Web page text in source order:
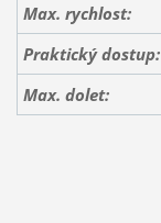
Max. rychlost:
Praktický dostup:
Max. dolet: